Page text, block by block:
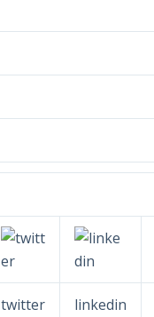
twitter linkedin